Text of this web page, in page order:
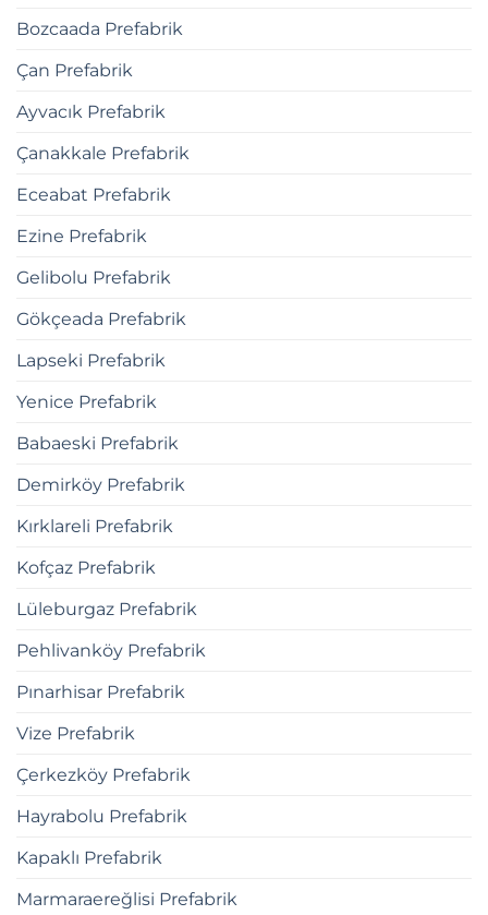
Bozcaada Prefabrik
Çan Prefabrik
Ayvacık Prefabrik
Çanakkale Prefabrik
Eceabat Prefabrik
Ezine Prefabrik
Gelibolu Prefabrik
Gökçeada Prefabrik
Lapseki Prefabrik
Yenice Prefabrik
Babaeski Prefabrik
Demirköy Prefabrik
Kırklareli Prefabrik
Kofçaz Prefabrik
Lüleburgaz Prefabrik
Pehlivanköy Prefabrik
Pınarhisar Prefabrik
Vize Prefabrik
Çerkezköy Prefabrik
Hayrabolu Prefabrik
Kapaklı Prefabrik
Marmaraereğlisi Prefabrik